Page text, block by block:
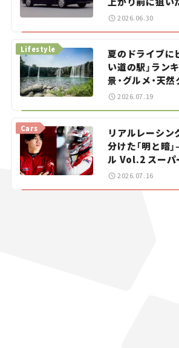
をお手伝い――ち
2026.06.30
夏のドライブに
い道の駅」ラン
景・グルメ・天
暑におすすめの
Lifestyle
2026.07.19
リアルレーシン
分けた「明と暗
ル Vol.2 スー
戦 岡山国際サー
Cars
2026.07.16